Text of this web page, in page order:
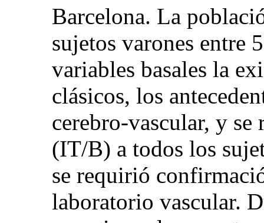
Barcelona. La
sujetos varones entre
variables basales la
clásicos, los
cerebro-vascular, y
(IT/B) a todos los
se requirió
laboratorio vascular.